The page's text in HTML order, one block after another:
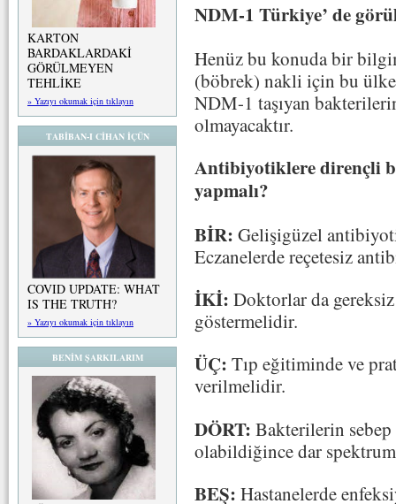
KARTON
BARDAKLARDAKİ
GÖRÜLMEYEN
TEHLİKE
» Yazıyı okumak için tıklayın
TABİBAN-I CİHAN İÇÜN
COVID UPDATE: WHAT
IS THE TRUTH?
» Yazıyı okumak için tıklayın
BENİM ŞARKILARIM
NDM-1 Türkiye’ de
Henüz bu konuda bir
(böbrek) nakli için bu
NDM-1 taşıyan
olmayacaktır.
Antibiyotiklere dirençli
yapmalı?
BİR: Gelişigüzel
Eczanelerde reçetesiz
İKİ: Doktorlar da
göstermelidir.
ÜÇ: Tıp eğitiminde ve
verilmelidir.
DÖRT: Bakterilerin
olabildiğince dar
BEŞ: Hastanelerde